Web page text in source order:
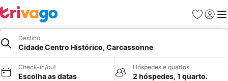
Favoritos
Iniciar
Destino
Cidade Centro Histórico, Carcassonne
Check-in/out
Escolha as datas
Hóspedes e quartos
2 hóspedes, 1 quarto.